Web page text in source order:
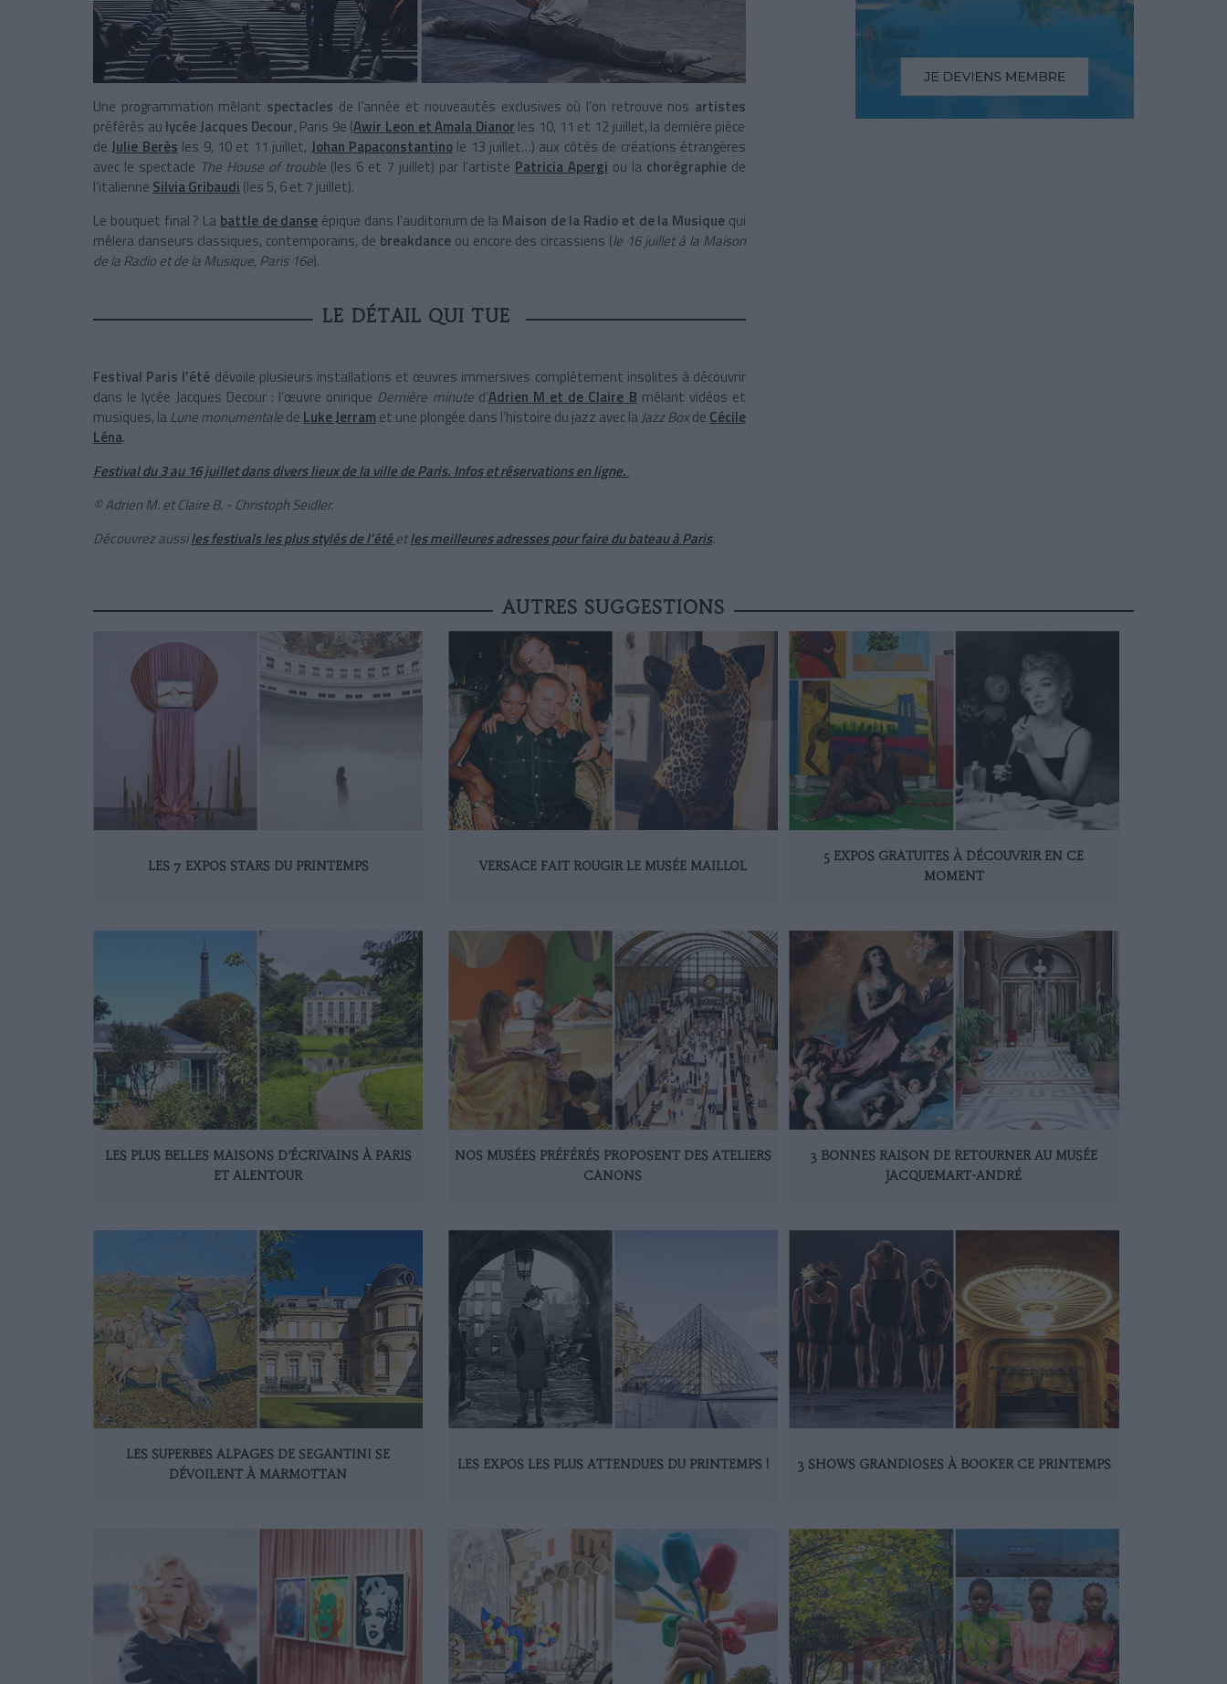
Une programmation mêlant spectacles de l’année et nouveautés exclusives où l’on retrouve nos artistes
préférés au lycée Jacques Decour, Paris 9e (Awir Leon et Amala Dianor les 10, 11 et 12 juillet, la dernière pièce
de Julie Berès les 9, 10 et 11 juillet, Johan Papaconstantinole 13 juillet…) aux côtés de créations étrangères
avec le spectacle The House of trouble (les 6 et 7 juillet) par l’artiste Patricia Apergi ou lachorégraphie de
l’italienne Silvia Gribaudi (les 5, 6 et 7 juillet).
Le bouquet final ? La battle de danse épique dans l’auditorium de la Maison de la Radio et de la Musique qui
mêlera danseurs classiques, contemporains, de breakdance ou encore des circassiens (le 16 juillet à la Maison
de la Radio et de la Musique, Paris 16e).
LE DÉTAIL QUI TUE
Festival Paris l’été dévoile plusieurs installations et œuvres immersives complètement insolites à découvrir
dans le lycée Jacques Decour : l’œuvre onirique Dernière minuted’Adrien M et de Claire B mêlant vidéos et
musiques, laLune monumentalede Luke Jerram et une plongée dans l’histoire du jazz avec laJazz Boxde Cécile
Léna.
Festival du 3 au 16 juillet dans divers lieux de la ville de Paris. Infos et réservationsen ligne.
© Adrien M. et Claire B. - Christoph Seidler.
Découvrez aussiles festivals les plus stylés de l’étéetles meilleures adresses pour faire du bateau à Paris.
AUTRES SUGGESTIONS
LES 7 EXPOS STARS DU PRINTEMPS VERSACE FAIT ROUGIR LE MUSÉE MAILLOL
5 EXPOS GRATUITES À DÉCOUVRIR EN CE
MOMENT
LES PLUS BELLES MAISONS D’ÉCRIVAINS À PARIS
ET ALENTOUR
NOS MUSÉES PRÉFÉRÉS PROPOSENT DES ATELIERS
CANONS
3 BONNES RAISON DE RETOURNER AU MUSÉE
JACQUEMART-ANDRÉ
LES SUPERBES ALPAGES DE SEGANTINI SE
DÉVOILENT À MARMOTTAN
LES EXPOS LES PLUS ATTENDUES DU PRINTEMPS ! 3 SHOWS GRANDIOSES À BOOKER CE PRINTEMPS